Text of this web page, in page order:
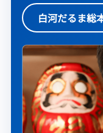
白河だるま総